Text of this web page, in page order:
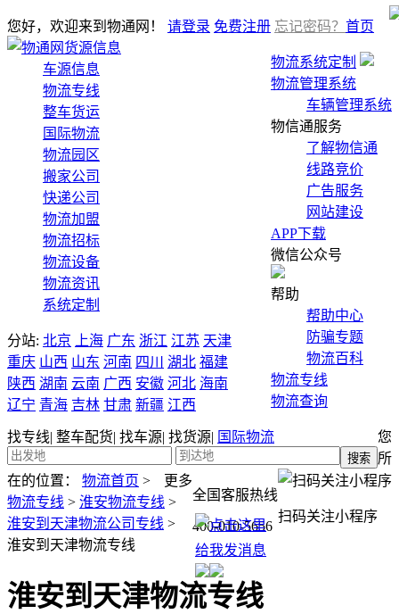
您好，欢迎来到物通网！ 请登录 免费注册 忘记密码？
物流系统定制
物流管理系统
车辆管理系统
物信通服务
了解物信通
线路竞价
广告服务
网站建设
APP下载
微信公众号
帮助
帮助中心
防骗专题
物流百科
物流专线
物流查询
找专线| 整车配货| 找车源| 找货源| 国际物流
全国客服热线
400-010-5656
扫码关注小程序
首页
货源信息
车源信息
物流专线
整车货运
国际物流
物流园区
搬家公司
快递公司
物流加盟
物流招标
物流设备
物流资讯
系统定制
分站: 北京 上海 广东 浙江 江苏 天津
重庆 山西 山东 河南 四川 湖北 福建
陕西 湖南 云南 广西 安徽 河北 海南
辽宁 青海 吉林 甘肃 新疆 江西
更多
您
所
在的位置：
物流首页 >
物流专线 > 淮安物流专线 >
淮安到天津物流公司专线 >
淮安到天津物流专线
淮安到天津物流专线